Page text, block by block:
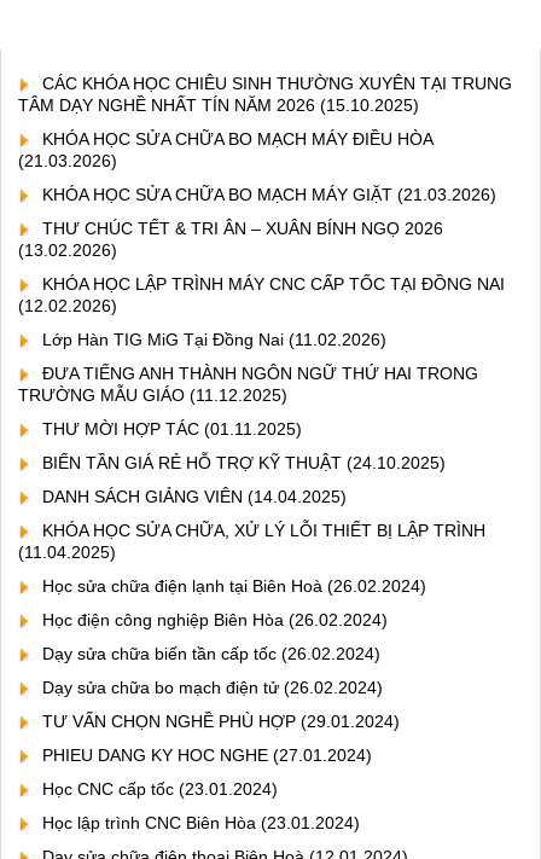
CÁC KHÓA HỌC CHIÊU SINH THƯỜNG XUYÊN TẠI TRUNG
TÂM DẠY NGHỀ NHẤT TÍN NĂM 2026 (15.10.2025)
KHÓA HỌC SỬA CHỮA BO MẠCH MÁY ĐIỀU HÒA
(21.03.2026)
KHÓA HỌC SỬA CHỮA BO MẠCH MÁY GIẶT (21.03.2026)
THƯ CHÚC TẾT & TRI ÂN – XUÂN BÍNH NGỌ 2026
(13.02.2026)
KHÓA HỌC LẬP TRÌNH MÁY CNC CẤP TỐC TẠI ĐỒNG NAI
(12.02.2026)
Lớp Hàn TIG MiG Tại Đồng Nai (11.02.2026)
ĐƯA TIẾNG ANH THÀNH NGÔN NGỮ THỨ HAI TRONG
TRƯỜNG MẪU GIÁO (11.12.2025)
THƯ MỜI HỢP TÁC (01.11.2025)
BIẾN TẦN GIÁ RẺ HỖ TRỢ KỸ THUẬT (24.10.2025)
DANH SÁCH GIẢNG VIÊN (14.04.2025)
KHÓA HỌC SỬA CHỮA, XỬ LÝ LỖI THIẾT BỊ LẬP TRÌNH
(11.04.2025)
Học sửa chữa điện lạnh tại Biên Hoà (26.02.2024)
Học điện công nghiệp Biên Hòa (26.02.2024)
Dạy sửa chữa biến tần cấp tốc (26.02.2024)
Dạy sửa chữa bo mạch điện tử (26.02.2024)
TƯ VẤN CHỌN NGHỀ PHÙ HỢP (29.01.2024)
PHIEU DANG KY HOC NGHE (27.01.2024)
Học CNC cấp tốc (23.01.2024)
Học lập trình CNC Biên Hòa (23.01.2024)